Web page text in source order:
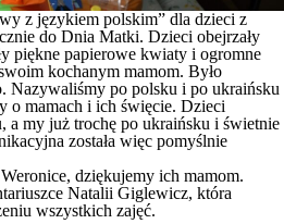
z językiem polskim” dla dzieci z
do Dnia Matki. Dzieci obejrzały
piękne papierowe kwiaty i ogromne
kochanym mamom. Było
Nazywaliśmy po polsku i po ukraińsku
o mamach i ich święcie. Dzieci
a my już trochę po ukraińsku i świetnie
została więc pomyślnie
dziękujemy ich mamom.
Natalii Giglewicz, która
wszystkich zajęć.